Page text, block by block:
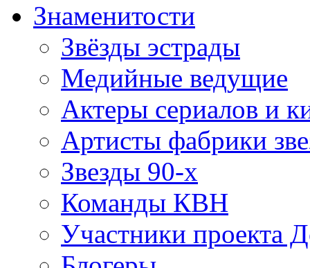
Знаменитости
Звёзды эстрады
Медийные ведущие
Актеры сериалов и
Артисты фабрики
Звезды 90-х
Команды КВН
Участники проекта